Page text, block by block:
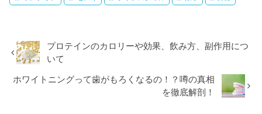
プロテインのカロリーや効果、飲み方、副作用につ
いて
ホワイトニングって歯がもろくなるの！？噂の真相
を徹底解剖！